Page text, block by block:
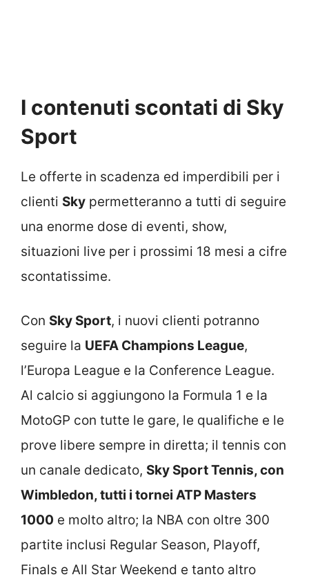
I contenuti scontati di Sky
Sport
Le offerte in scadenza ed imperdibili per i
clienti Sky permetteranno a tutti di seguire
una enorme dose di eventi, show,
situazioni live per i prossimi 18 mesi a cifre
scontatissime.
Con Sky Sport, i nuovi clienti potranno
seguire la UEFA Champions League,
l’Europa League e la Conference League.
Al calcio si aggiungono la Formula 1 e la
MotoGP con tutte le gare, le qualifiche e le
prove libere sempre in diretta; il tennis con
un canale dedicato, Sky Sport Tennis, con
Wimbledon, tutti i tornei ATP Masters
1000 e molto altro; la NBA con oltre 300
partite inclusi Regular Season, Playoff,
Finals e All Star Weekend e tanto altro